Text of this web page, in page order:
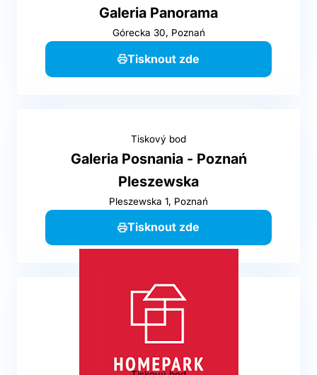
Galeria Panorama
Górecka 30, Poznań
Tisknout zde
Tiskový bod
Galeria Posnania - Poznań
Pleszewska
Pleszewska 1, Poznań
Tisknout zde